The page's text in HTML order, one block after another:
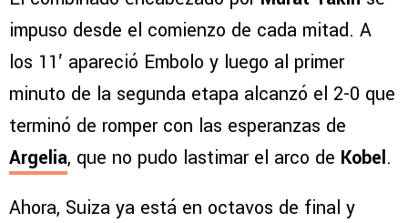
impuso desde el comienzo de cada mitad. A
los 11′ apareció Embolo y luego al primer
minuto de la segunda etapa alcanzó el 2-0 que
terminó de romper con las esperanzas de
Argelia, que no pudo lastimar el arco de Kobel.
Ahora, Suiza ya está en octavos de final y